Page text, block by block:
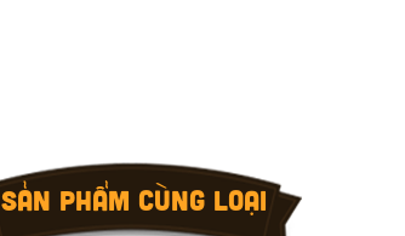
SẢN PHẨM CÙNG LOẠI